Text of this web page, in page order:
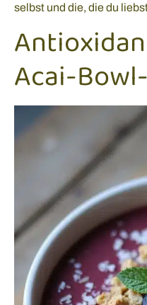
selbst und die, die du
Acai-